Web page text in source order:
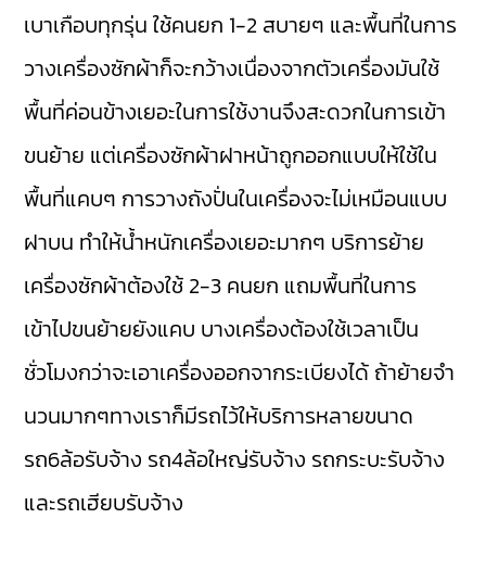
เบาเกือบทุกรุ่น ใช้คนยก 1-2 สบายๆ และพื้นที่ในการ
วางเครื่องซักผ้าก็จะกว้างเนื่องจากตัวเครื่องมันใช้
พื้นที่ค่อนข้างเยอะในการใช้งานจึงสะดวกในการเข้า
ขนย้าย แต่เครื่องซักผ้าฝาหน้าถูกออกแบบให้ใช้ใน
พื้นที่แคบๆ การวางถังปั่นในเครื่องจะไม่เหมือนแบบ
ฝาบน ทำให้น้ำหนักเครื่องเยอะมากๆ บริการย้าย
เครื่องซักผ้าต้องใช้ 2-3 คนยก แถมพื้นที่ในการ
เข้าไปขนย้ายยังแคบ บางเครื่องต้องใช้เวลาเป็น
ชั่วโมงกว่าจะเอาเครื่องออกจากระเบียงได้ ถ้าย้ายจำ
นวนมากๆทางเราก็มีรถไว้ให้บริการหลายขนาด
รถ6ล้อรับจ้าง รถ4ล้อใหญ่รับจ้าง รถกระบะรับจ้าง
และรถเฮียบรับจ้าง